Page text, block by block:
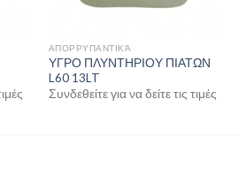
ΑΠΟΡΡΥΠΑΝΤΙΚΆ
ΥΓΡΟ ΠΛΥΝΤΗΡΙΟΥ ΠΙΑΤΩΝ
L60 13LT
Συνδεθείτε για να δείτε τις τιμές